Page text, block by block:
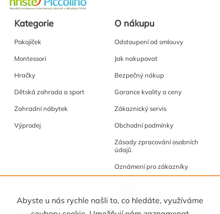
Abyste u nás rychle našli to, co hledáte, využíváme
Kategorie
Pokojíček
Montessori
Hračky
Dětská zahrada a sport
Zahradní nábytek
Výprodej
O nákupu
Odstoupení od smlouvy
Jak nakupovat
Bezpečný nákup
Garance kvality a ceny
Zákaznický servis
Obchodní podmínky
Zásady zpracování osobních
údajů
Oznámení pro zákazníky
Akce a tipy Osobní kabinet